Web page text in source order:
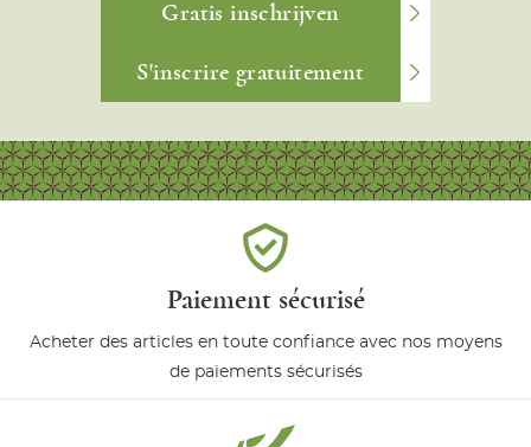
Gratis inschrijven
S'inscrire gratuitement
Paiement sécurisé
Acheter des articles en toute confiance avec nos moyens
de paiements sécurisés